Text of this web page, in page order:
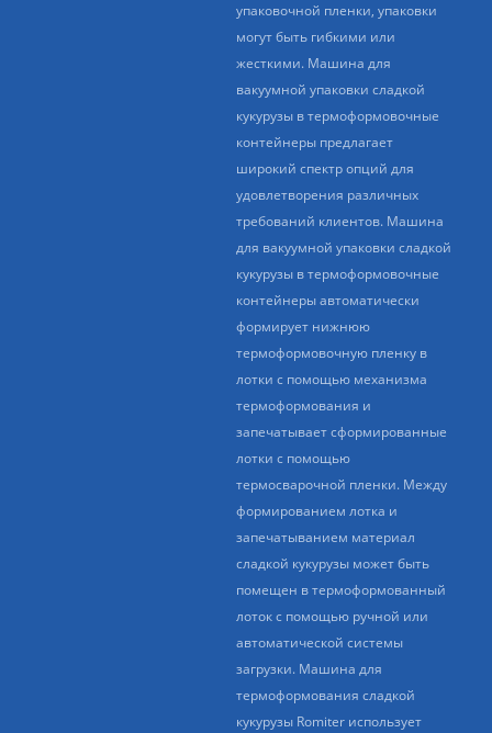
упаковочной пленки, упаковки
могут быть гибкими или
жесткими. Машина для
вакуумной упаковки сладкой
кукурузы в термоформовочные
контейнеры предлагает
широкий спектр опций для
удовлетворения различных
требований клиентов. Машина
для вакуумной упаковки сладкой
кукурузы в термоформовочные
контейнеры автоматически
формирует нижнюю
термоформовочную пленку в
лотки с помощью механизма
термоформования и
запечатывает сформированные
лотки с помощью
термосварочной пленки. Между
формированием лотка и
запечатыванием материал
сладкой кукурузы может быть
помещен в термоформованный
лоток с помощью ручной или
автоматической системы
загрузки. Машина для
термоформования сладкой
кукурузы Romiter использует